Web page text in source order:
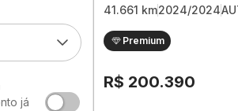
já
41.661 km2024/2024
Premium
R$ 200.390